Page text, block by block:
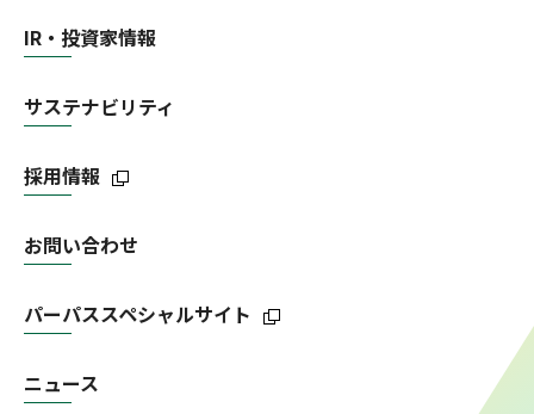
IR・投資家情報
サステナビリティ
採用情報
お問い合わせ
パーパススペシャルサイト
ニュース